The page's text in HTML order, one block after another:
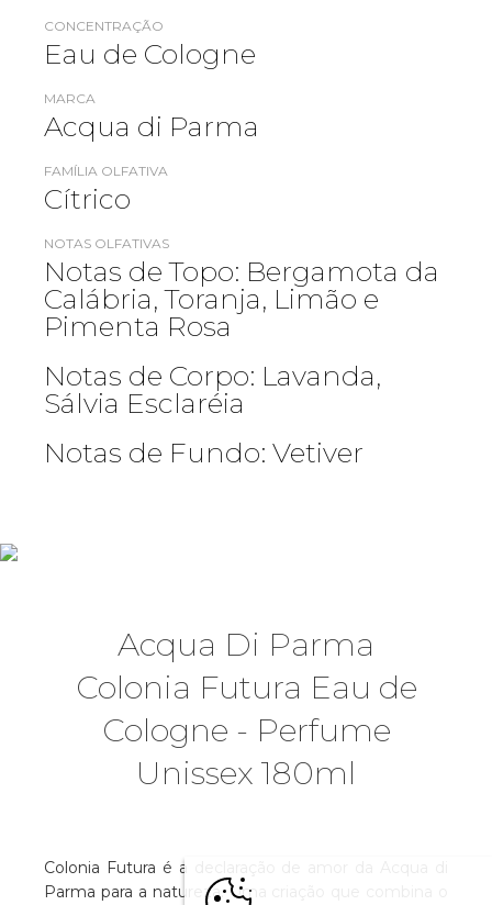
CONCENTRAÇÃO
Eau de Cologne
MARCA
Acqua di Parma
FAMÍLIA OLFATIVA
Cítrico
NOTAS OLFATIVAS
Notas de Topo: Bergamota da
Calábria, Toranja, Limão e
Pimenta Rosa
Notas de Corpo: Lavanda,
Sálvia Esclaréia
Notas de Fundo: Vetiver
Acqua Di Parma
Colonia Futura Eau de
Cologne - Perfume
Unissex 180ml
Colonia Futura é a declaração de amor da Acqua di
Parma para a natureza. Uma criação que combina o